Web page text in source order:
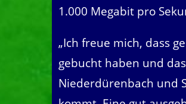
1.000 Megabit pro
„Ich freue mich, dass
gebucht haben und
Niederdürenbach und